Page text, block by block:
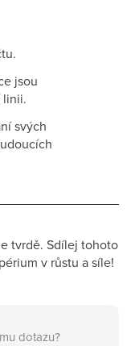
jsou
linii.
svých
tvrdě. Sdílej tohoto
v růstu a síle!
dotazu?